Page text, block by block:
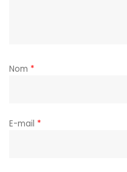
Nom *
E-mail *